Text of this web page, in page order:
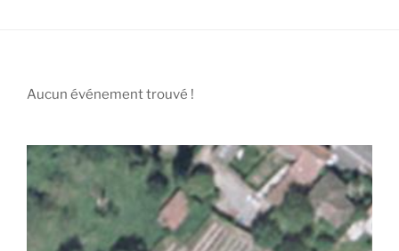
Aucun événement trouvé !